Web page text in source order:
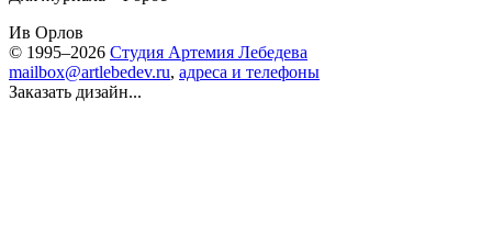
Ив Орлов
© 1995–2026 Студия Артемия Лебедева
mailbox@artlebedev.ru, адреса и телефоны
Заказать дизайн...